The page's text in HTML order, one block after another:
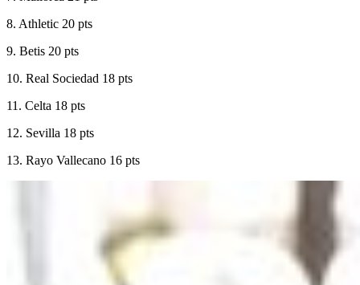
8. Athletic 20 pts
9. Betis 20 pts
10. Real Sociedad 18 pts
11. Celta 18 pts
12. Sevilla 18 pts
13. Rayo Vallecano 16 pts